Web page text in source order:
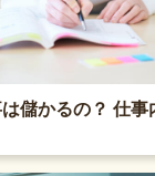
儲かるの？ 仕